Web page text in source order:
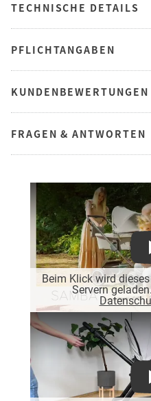
TECHNISCHE DETAILS
PFLICHTANGABEN
KUNDENBEWERTUNGEN
FRAGEN & ANTWORTEN
Beim Klick wird
Servern